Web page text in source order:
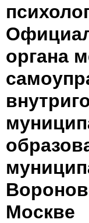
органа
Москве